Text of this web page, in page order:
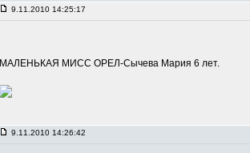
9.11.2010 14:25:17
МАЛЕНЬКАЯ МИСС ОРЕЛ-Сычева Мария 6 лет.
9.11.2010 14:26:42